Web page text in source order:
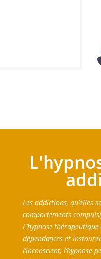
Les addictions, qu’elles
comportements
L’hypnose
dépendances et
l’inconscient, l’hypnose